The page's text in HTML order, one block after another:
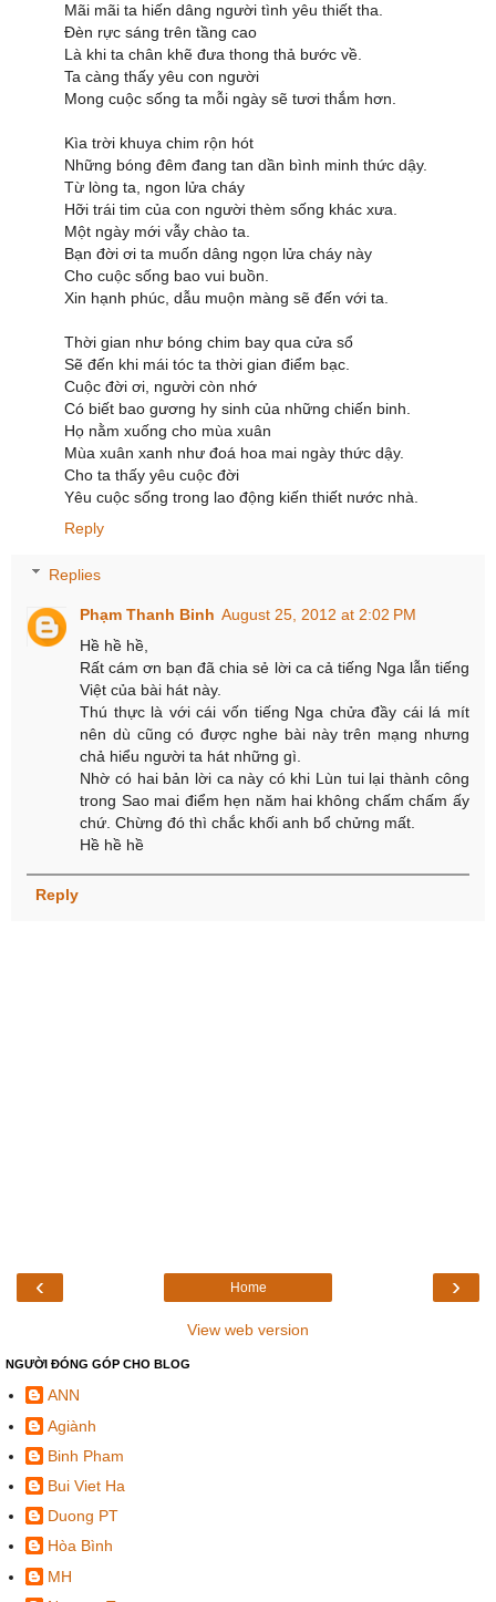
Mãi mãi ta hiến dâng người tình yêu thiết tha.
Đèn rực sáng trên tầng cao
Là khi ta chân khẽ đưa thong thả bước về.
Ta càng thấy yêu con người
Mong cuộc sống ta mỗi ngày sẽ tươi thắm hơn.
Kìa trời khuya chim rộn hót
Những bóng đêm đang tan dần bình minh thức dậy.
Từ lòng ta, ngon lửa cháy
Hỡi trái tim của con người thèm sống khác xưa.
Một ngày mới vẫy chào ta.
Bạn đời ơi ta muốn dâng ngọn lửa cháy này
Cho cuộc sống bao vui buồn.
Xin hạnh phúc, dẫu muộn màng sẽ đến với ta.
Thời gian như bóng chim bay qua cửa sổ
Sẽ đến khi mái tóc ta thời gian điểm bạc.
Cuộc đời ơi, người còn nhớ
Có biết bao gương hy sinh của những chiến binh.
Họ nằm xuống cho mùa xuân
Mùa xuân xanh như đoá hoa mai ngày thức dậy.
Cho ta thấy yêu cuộc đời
Yêu cuộc sống trong lao động kiến thiết nước nhà.
Reply
Replies
Phạm Thanh Binh August 25, 2012 at 2:02 PM
Hề hề hề,
Rất cám ơn bạn đã chia sẻ lời ca cả tiếng Nga lẫn tiếng
Việt của bài hát này.
Thú thực là với cái vốn tiếng Nga chửa đầy cái lá mít
nên dù cũng có được nghe bài này trên mạng nhưng
chả hiểu người ta hát những gì.
Nhờ có hai bản lời ca này có khi Lùn tui lại thành công
trong Sao mai điểm hẹn năm hai không chấm chấm ấy
chứ. Chừng đó thì chắc khối anh bổ chửng mất.
Hề hề hề
Reply
‹ ›
Home
View web version
NGƯỜI ĐÓNG GÓP CHO BLOG
ANN
Agiành
Binh Pham
Bui Viet Ha
Duong PT
Hòa Bình
MH